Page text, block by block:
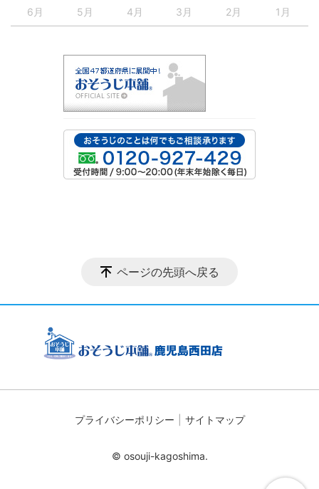
6月 5月 4月 3月 2月 1月
ページの先頭へ戻る
プライバシーポリシー サイトマップ
© osouji-kagoshima.